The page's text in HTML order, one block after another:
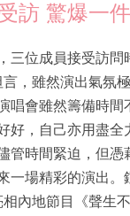
訪 驚爆一
三位成員接受訪問
，雖然演出氣氛
唱會雖然籌備時間
好，自己亦用盡全
管時間緊迫，但憑
一場精彩的演出。
內地節目《聲生不